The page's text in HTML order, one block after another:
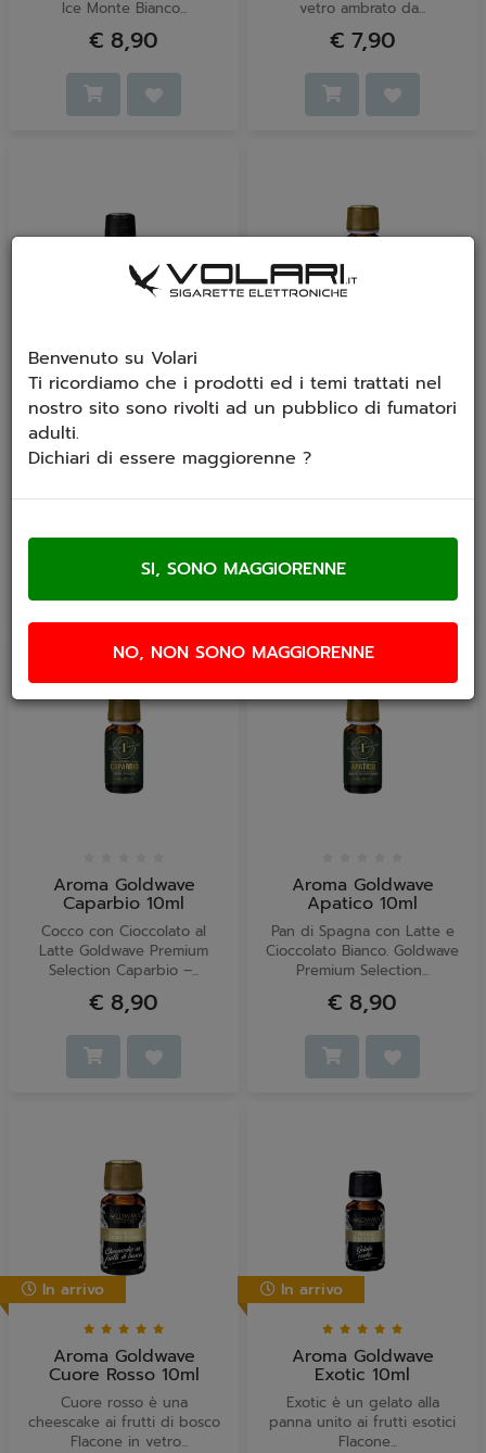
Ice Monte Bianco...
€ 8,90
vetro ambrato da...
€ 7,90
Aroma Goldwave
Centaurus 10ml
Gusto: Yogurt + Melone
Cantalupo + Ghiaccio
10ml...
€ 7,90
Aroma Goldwave Black
Biscuit 10ml
Nocciole. Flacone in vetro
€ 7,90
Aroma Goldwave
Caparbio 10ml
Cocco con Cioccolato al
Latte Goldwave Premium
Selection Caparbio –...
€ 8,90
Aroma Goldwave
Apatico 10ml
Pan di Spagna con Latte e
Cioccolato Bianco. Goldwave
Premium Selection...
€ 8,90
In arrivo
Aroma Goldwave
Cuore Rosso 10ml
Cuore rosso è una
cheescake ai frutti di bosco
Flacone in vetro...
In arrivo
Aroma Goldwave
Exotic 10ml
Exotic è un gelato alla
panna unito ai frutti esotici
Flacone...
Benvenuto su Volari
Ti ricordiamo che i prodotti ed i temi trattati nel
nostro sito sono rivolti ad un pubblico di fumatori
adulti.
Dichiari di essere maggiorenne ?
NO, NON SONO MAGGIORENNE